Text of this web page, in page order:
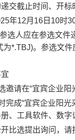
交截止时间、开标
年12月16日10时30
选人应在参选文
为*.TBJ)。参选文
邀请在“宜宾企业
完成“宜宾企业阳
、工具软件、数
比选提出询问，请